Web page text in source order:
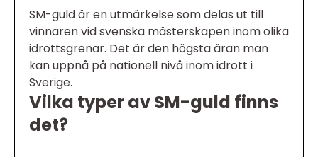
SM-guld är en utmärkelse som delas ut till
vinnaren vid svenska mästerskapen inom olika
idrottsgrenar. Det är den högsta äran man
kan uppnå på nationell nivå inom idrott i
Sverige.
Vilka typer av SM-guld finns
det?